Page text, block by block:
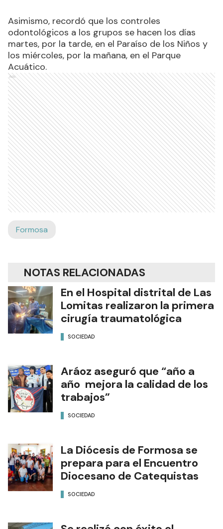
Asimismo, recordó que los controles
odontológicos a los grupos se hacen los días
martes, por la tarde, en el Paraíso de los Niños y
los miércoles, por la mañana, en el Parque
Acuático.
Ads
Formosa
NOTAS RELACIONADAS
En el Hospital distrital de Las
Lomitas realizaron la primera
cirugía traumatológica
SOCIEDAD
Aráoz aseguró que “año a
año mejora la calidad de los
trabajos”
SOCIEDAD
La Diócesis de Formosa se
prepara para el Encuentro
Diocesano de Catequistas
SOCIEDAD